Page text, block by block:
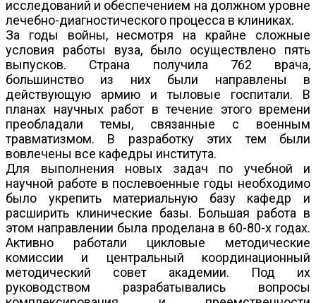
исследований и обеспечением на должном уровне
лечебно-диагностического процесса в клиниках.
За годы войны, несмотря на крайне сложные
условия работы вуза, было осуществлено пять
выпусков. Страна получила 762 врача,
большинство из них были направлены в
действующую армию и тыловые госпитали. В
планах научных работ в течение этого времени
преобладали темы, связанные с военным
травматизмом. В разработку этих тем были
вовлечены все кафедры института.
Для выполнения новых задач по учебной и
научной работе в послевоенные годы необходимо
было укрепить материальную базу кафедр и
расширить клинические базы. Большая работа в
этом направлении была проделана в 60-80-х годах.
Активно работали цикловые методические
комиссии и центральный координационный
методический совет академии. Под их
руководством разрабатывались вопросы